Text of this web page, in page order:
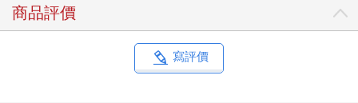
商品評價
寫評價